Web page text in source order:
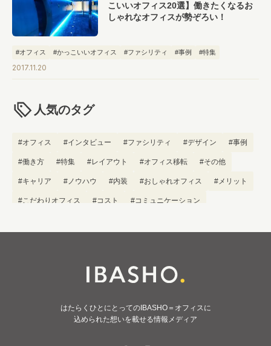
こいいオフィス20選】働きたくなるお
しゃれなオフィスが勢ぞろい！
#オフィス #かっこいいオフィス #ファシリティ #事例 #特集
2017.11.20
人気のタグ
#オフィス #インタビュー #ファシリティ #デザイン #事例
#働き方 #特集 #レイアウト #オフィス移転 #その他
#キャリア #ノウハウ #内装 #おしゃれオフィス #メリット
#こだわりオフィス #コスト #コミュニケーション
はたらくひとにとってのIBASHO＝オフィスに
込められた想いを載せる情報メディア